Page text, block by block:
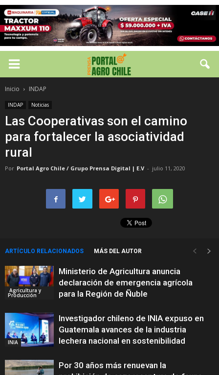
Inicio INDAP
INDAP Noticias
Las Cooperativas son el camino
para fortalecer la asociatividad
rural
Por Portal Agro Chile / Grupo Prensa Digital | E.V - julio 11, 2020
ARTÍCULO RELACIONADOS MÁS DEL AUTOR
Agricultura y
Producción
Ministerio de Agricultura anuncia
declaración de emergencia agrícola
para la Región de Ñuble
INIA
Investigador chileno de INIA expuso en
Guatemala avances de la industria
lechera nacional en sostenibilidad
Por 30 años más renuevan la